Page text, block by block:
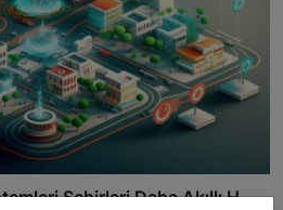
Şehirleri Daha Akıllı H...